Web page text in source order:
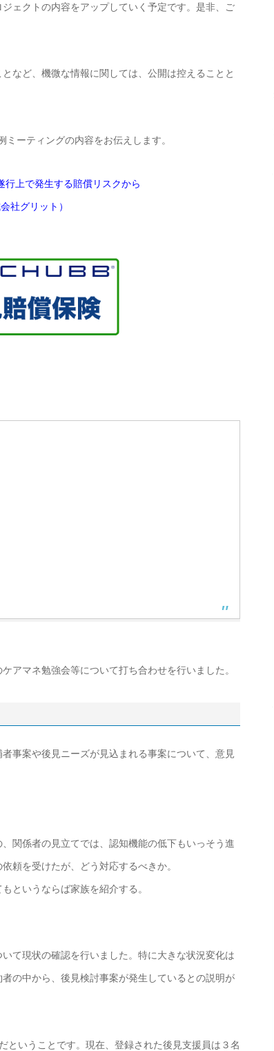
ェクトの内容をアップしていく予定です。是非、ご
など、機微な情報に関しては、公開は控えることと
ーティングの内容をお伝えします。
上で発生する賠償リスクから
社グリット）
アマネ勉強会等について打ち合わせを行いました。
事案や後見ニーズが見込まれる事案について、意見
関係者の見立てでは、認知機能の低下もいっそう進
頼を受けたが、どう対応するべきか。
というならば家族を紹介する。
て現状の確認を行いました。特に大きな状況変化は
の中から、後見検討事案が発生しているとの説明が
ということです。現在、登録された後見支援員は３名